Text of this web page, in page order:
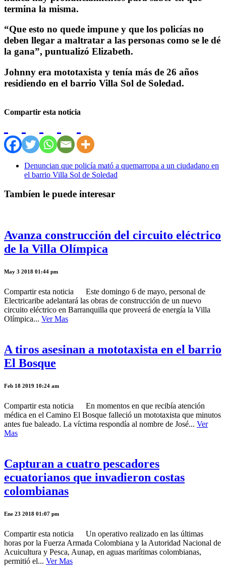
termina la misma.
“Que esto no quede impune y que los policías no
deben llegar a maltratar a las personas como se le dé
la gana”, puntualizó Elizabeth.
Johnny era mototaxista y tenía más de 26 años
residiendo en el barrio Villa Sol de Soledad.
Compartir esta noticia
Denuncian que policía mató a quemarropa a un ciudadano en
el barrio Villa Sol de Soledad
Tambíen le puede interesar
Avanza construcción del circuito eléctrico
de la Villa Olímpica
May 3 2018 01:44 pm
Compartir esta noticia Este domingo 6 de mayo, personal de
Electricaribe adelantará las obras de construcción de un nuevo
circuito eléctrico en Barranquilla que proveerá de energía la Villa
Olímpica... Ver Mas
A tiros asesinan a mototaxista en el barrio
El Bosque
Feb 18 2019 10:24 am
Compartir esta noticia En momentos en que recibía atención
médica en el Camino El Bosque falleció un mototaxista que minutos
antes fue baleado. La víctima respondía al nombre de José... Ver
Mas
Capturan a cuatro pescadores
ecuatorianos que invadieron costas
colombianas
Ene 23 2018 01:07 pm
Compartir esta noticia Un operativo realizado en las últimas
horas por la Fuerza Armada Colombiana y la Autoridad Nacional de
Acuicultura y Pesca, Aunap, en aguas marítimas colombianas,
permitió el... Ver Mas